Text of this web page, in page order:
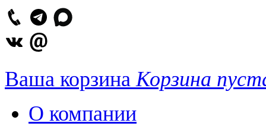
Ваша корзина Корзина
О компании